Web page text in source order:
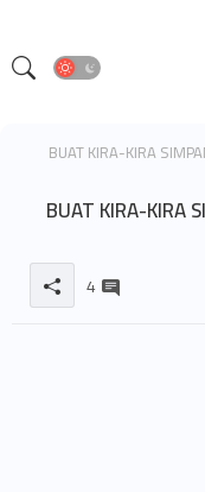
BUAT KIRA-KIRA
BUAT KIRA-KIRA
4